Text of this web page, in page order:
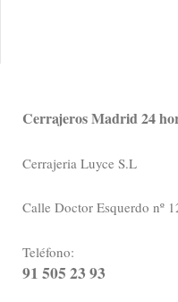
Cerrajeros Madrid 24
Cerrajeria Luyce S.L
Calle Doctor Esquerdo nº
Teléfono:
91 505 23 93